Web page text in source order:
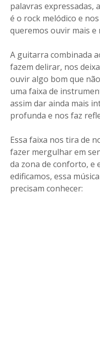
palavras expressadas,
é o rock melódico e
queremos ouvir mais e
A guitarra combinada
fazem delirar, nos
ouvir algo bom que
uma faixa de
assim dar ainda mais
profunda e nos faz
Essa faixa nos tira de
fazer mergulhar em
da zona de conforto, e
edificamos, essa
precisam conhecer: